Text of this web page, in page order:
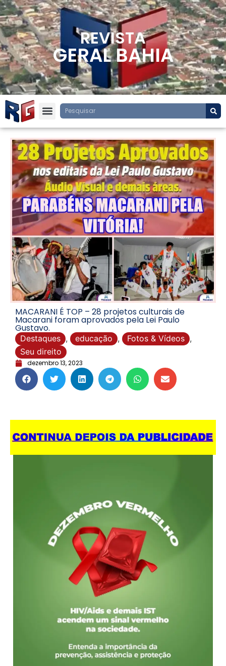
REVISTA
GERAL BAHIA
MACARANI É TOP – 28 projetos culturais de
Macarani foram aprovados pela Lei Paulo
Gustavo.
Destaques , educação , Fotos & Vídeos ,
Seu direito
dezembro 13, 2023